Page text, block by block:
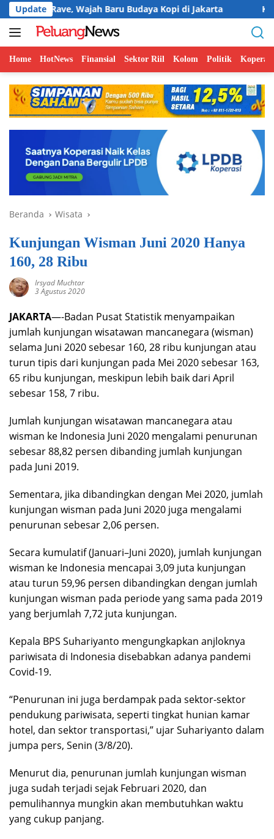
Langsung
ke
konten
Update
Wajah Baru Budaya Kopi di Jakarta Koperasi BMI
Home HotNews Finansial Sektor Riil Kolom Politik Koperasi
Beranda Wisata
Kunjungan Wisman Juni 2020 Hanya
160, 28 Ribu
Irsyad Muchtar
3 Agustus 2020
JAKARTA—-Badan Pusat Statistik menyampaikan
jumlah kunjungan wisatawan mancanegara (wisman)
selama Juni 2020 sebesar 160, 28 ribu kunjungan atau
turun tipis dari kunjungan pada Mei 2020 sebesar 163,
65 ribu kunjungan, meskipun lebih baik dari April
sebesar 158, 7 ribu.
Jumlah kunjungan wisatawan mancanegara atau
wisman ke Indonesia Juni 2020 mengalami penurunan
sebesar 88,82 persen dibanding jumlah kunjungan
pada Juni 2019.
Sementara, jika dibandingkan dengan Mei 2020, jumlah
kunjungan wisman pada Juni 2020 juga mengalami
penurunan sebesar 2,06 persen.
Secara kumulatif (Januari–Juni 2020), jumlah kunjungan
wisman ke Indonesia mencapai 3,09 juta kunjungan
atau turun 59,96 persen dibandingkan dengan jumlah
kunjungan wisman pada periode yang sama pada 2019
yang berjumlah 7,72 juta kunjungan.
Kepala BPS Suhariyanto mengungkapkan anjloknya
pariwisata di Indonesia disebabkan adanya pandemi
Covid-19.
“Penurunan ini juga berdampak pada sektor-sektor
pendukung pariwisata, seperti tingkat hunian kamar
hotel, dan sektor transportasi,” ujar Suhariyanto dalam
jumpa pers, Senin (3/8/20).
Menurut dia, penurunan jumlah kunjungan wisman
juga sudah terjadi sejak Februari 2020, dan
pemulihannya mungkin akan membutuhkan waktu
yang cukup panjang.